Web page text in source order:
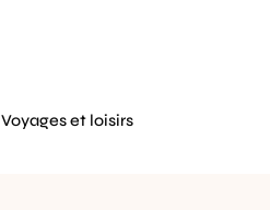
Voyages et loisirs